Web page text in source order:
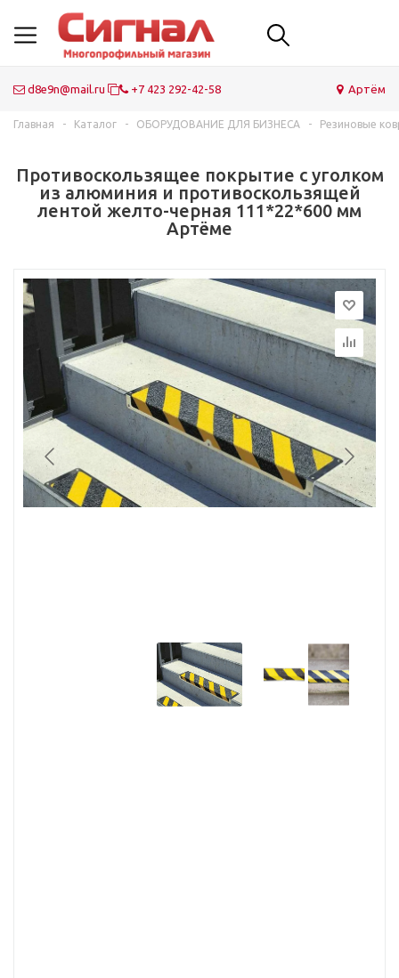
d8e9n@mail.ru +7 423 292-42-58 Артём
Главная - Каталог - ОБОРУДОВАНИЕ ДЛЯ БИЗНЕСА - Резиновые
Противоскользящее покрытие с уголком
из алюминия и противоскользящей
лентой желто-черная 111*22*600 мм
Артёме